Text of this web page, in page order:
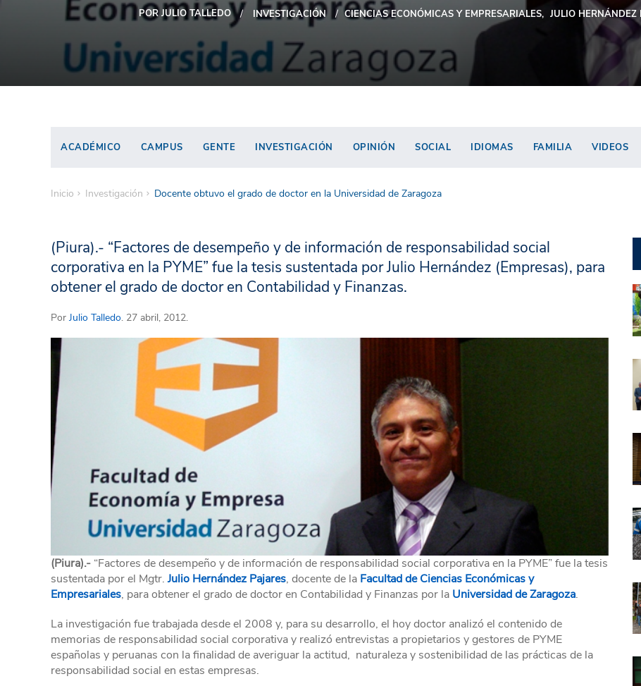
POR JULIO TALLEDO INVESTIGACIÓN CIENCIAS ECONÓMICAS Y EMPRESARIALES JULIO HERNÁNDEZ
ACADÉMICO CAMPUS GENTE INVESTIGACIÓN OPINIÓN SOCIAL IDIOMAS FAMILIA VIDEOS
Inicio Investigación Docente obtuvo el grado de doctor en la Universidad de Zaragoza
(Piura).- “Factores de desempeño y de información de responsabilidad social
corporativa en la PYME” fue la tesis sustentada por Julio Hernández (Empresas), para
obtener el grado de doctor en Contabilidad y Finanzas.
Por Julio Talledo. 27 abril, 2012.
(Piura).- “Factores de desempeño y de información de responsabilidad social corporativa en la PYME” fue la tesis
sustentada por el Mgtr. Julio Hernández Pajares, docente de la Facultad de Ciencias Económicas y
Empresariales, para obtener el grado de doctor en Contabilidad y Finanzas por la Universidad de Zaragoza.
La investigación fue trabajada desde el 2008 y, para su desarrollo, el hoy doctor analizó el contenido de
memorias de responsabilidad social corporativa y realizó entrevistas a propietarios y gestores de PYME
españolas y peruanas con la finalidad de averiguar la actitud, naturaleza y sostenibilidad de las prácticas de la
responsabilidad social en estas empresas.